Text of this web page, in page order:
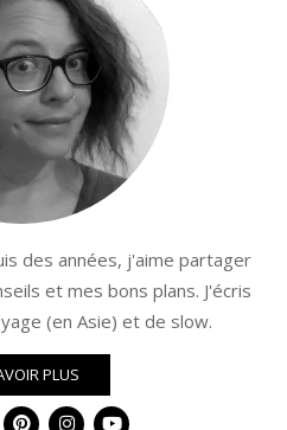
des années, j'aime partager
et mes bons plans. J'écris
(en Asie) et de slow.
PLUS